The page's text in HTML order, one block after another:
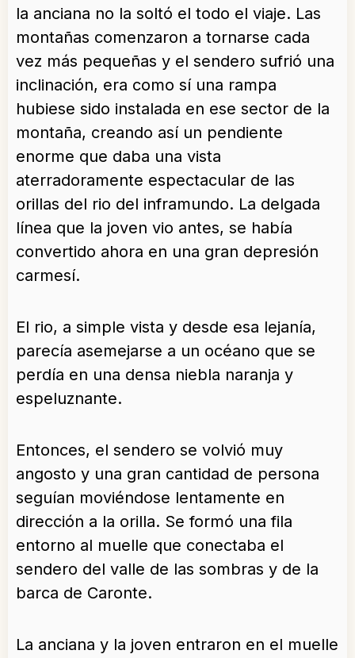
la anciana no la soltó el todo el viaje. Las
montañas comenzaron a tornarse cada
vez más pequeñas y el sendero sufrió una
inclinación, era como sí una rampa
hubiese sido instalada en ese sector de la
montaña, creando así un pendiente
enorme que daba una vista
aterradoramente espectacular de las
orillas del rio del inframundo. La delgada
línea que la joven vio antes, se había
convertido ahora en una gran depresión
carmesí.
El rio, a simple vista y desde esa lejanía,
parecía asemejarse a un océano que se
perdía en una densa niebla naranja y
espeluznante.
Entonces, el sendero se volvió muy
angosto y una gran cantidad de persona
seguían moviéndose lentamente en
dirección a la orilla. Se formó una fila
entorno al muelle que conectaba el
sendero del valle de las sombras y de la
barca de Caronte.
La anciana y la joven entraron en el muelle